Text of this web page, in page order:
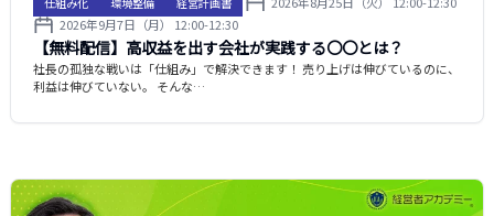
2026年9月7日（月） 12:00-12:30
【無料配信】高収益を出す会社が実践する〇〇とは？
社長の孤独な戦いは「仕組み」で解決できます！ 売り上げは伸びているのに、
利益は伸びていない。 そんな…